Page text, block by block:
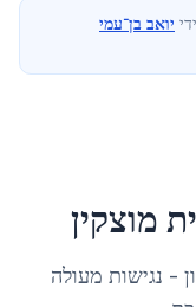
יואב בן־עמי
מוצקין
- נגישות מעולה